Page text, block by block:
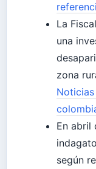
La
una
zona
En abril
según